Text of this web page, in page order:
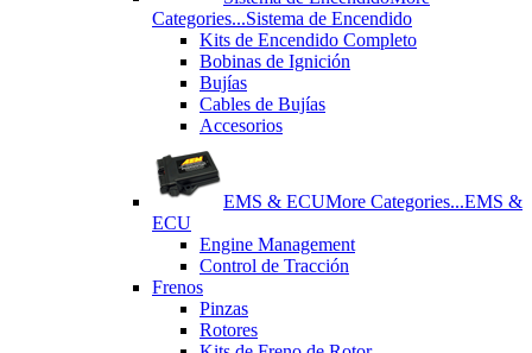
Categories...Sistema de Encendido
Kits de Encendido Completo
Bobinas de Ignición
Bujías
Cables de Bujías
Accesorios
EMS & ECUMore Categories...EMS &
ECU
Engine Management
Control de Tracción
Frenos
Pinzas
Rotores